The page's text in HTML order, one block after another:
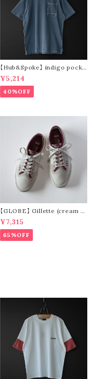
【Hub&Spoke】 indigo pocke
t t-shirt (light indigo)
¥5,214
40%OFF
【GLOBE】 Gillette (cream /
pomegranate)
¥7,315
65%OFF